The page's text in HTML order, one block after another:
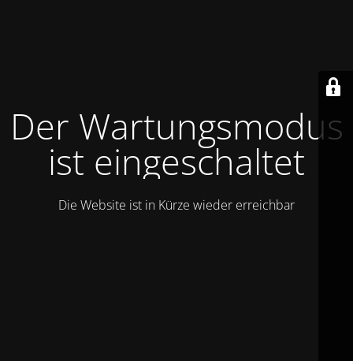
Der Wartungsmodus
ist eingeschaltet
Die Website ist in Kürze wieder erreichbar